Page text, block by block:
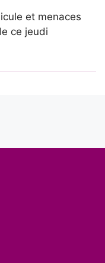
et menaces
ce jeudi